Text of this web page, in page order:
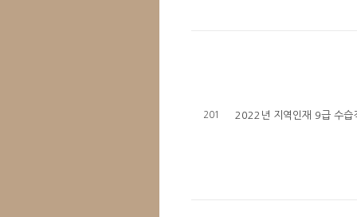
201 2022년 지역인재 9급 수습